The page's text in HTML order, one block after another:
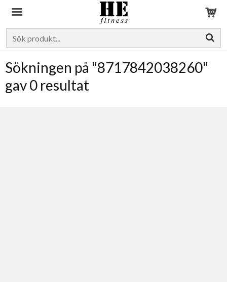
Sökningen på "8717842038260"
gav 0 resultat